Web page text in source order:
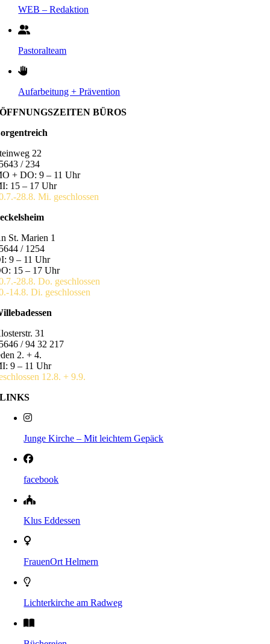
WEB – Redaktion
Pastoralteam
Aufarbeitung + Prävention
ÖFFNUNGSZEITEN BÜROS
22
/ 234
+ DO: 9 – 11 Uhr
15 – 17 Uhr
28.8. Mi. geschlossen
St. Marien 1
/ 1254
9 – 11 Uhr
15 – 17 Uhr
28.8. Do. geschlossen
14.8. Di. geschlossen
31
/ 94 32 217
2. + 4.
9 – 11 Uhr
12.8. + 9.9.
LINKS
Junge Kirche – Mit leichtem Gepäck
facebook
Klus Eddessen
FrauenOrt Helmern
Lichterkirche am Radweg